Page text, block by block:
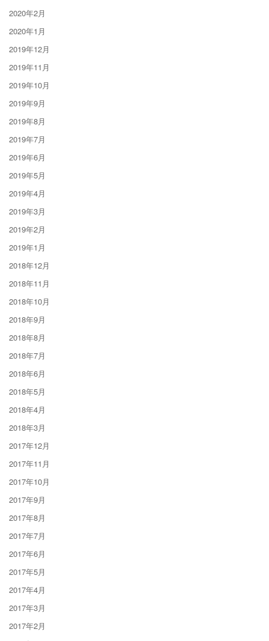
2020年2月
2020年1月
2019年12月
2019年11月
2019年10月
2019年9月
2019年8月
2019年7月
2019年6月
2019年5月
2019年4月
2019年3月
2019年2月
2019年1月
2018年12月
2018年11月
2018年10月
2018年9月
2018年8月
2018年7月
2018年6月
2018年5月
2018年4月
2018年3月
2017年12月
2017年11月
2017年10月
2017年9月
2017年8月
2017年7月
2017年6月
2017年5月
2017年4月
2017年3月
2017年2月